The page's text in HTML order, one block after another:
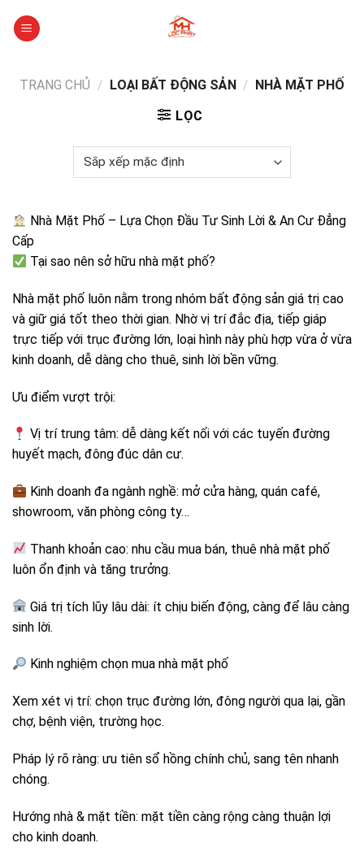
TRANG CHỦ / LOẠI BẤT ĐỘNG SẢN / NHÀ MẶT PHỐ
LỌC
Nhà Mặt Phố – Lựa Chọn Đầu Tư Sinh Lời & An Cư Đẳng
Cấp
Tại sao nên sở hữu nhà mặt phố?
Nhà mặt phố luôn nằm trong nhóm bất động sản giá trị cao
và giữ giá tốt theo thời gian. Nhờ vị trí đắc địa, tiếp giáp
trực tiếp với trục đường lớn, loại hình này phù hợp vừa ở vừa
kinh doanh, dễ dàng cho thuê, sinh lời bền vững.
Ưu điểm vượt trội:
Vị trí trung tâm: dễ dàng kết nối với các tuyến đường
huyết mạch, đông đúc dân cư.
Kinh doanh đa ngành nghề: mở cửa hàng, quán café,
showroom, văn phòng công ty…
Thanh khoản cao: nhu cầu mua bán, thuê nhà mặt phố
luôn ổn định và tăng trưởng.
Giá trị tích lũy lâu dài: ít chịu biến động, càng để lâu càng
sinh lời.
Kinh nghiệm chọn mua nhà mặt phố
Xem xét vị trí: chọn trục đường lớn, đông người qua lại, gần
chợ, bệnh viện, trường học.
Pháp lý rõ ràng: ưu tiên sổ hồng chính chủ, sang tên nhanh
chóng.
Hướng nhà & mặt tiền: mặt tiền càng rộng càng thuận lợi
cho kinh doanh.